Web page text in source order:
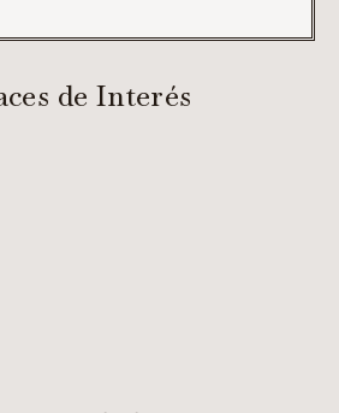
de Interés